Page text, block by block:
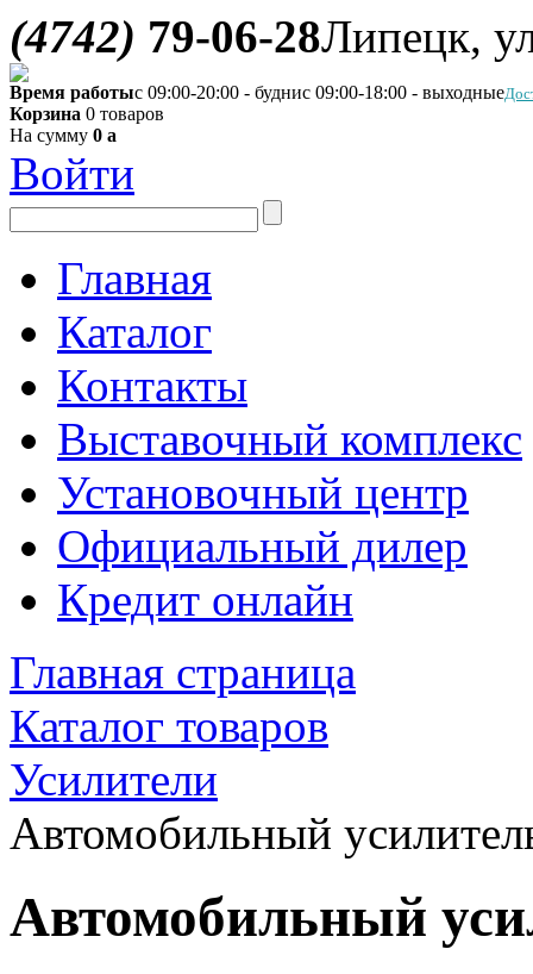
(4742) 79-06-28Липецк,
Время работыс 09:00-20:00 - буднис 09:00-18:00 - выходные
Корзина 0 товаров
На сумму 0 a
Войти
Главная
Каталог
Контакты
Выставочный комплекс
Установочный центр
Официальный дилер
Кредит онлайн
Главная страница
Каталог товаров
Усилители
Автомобильный
Автомобильный